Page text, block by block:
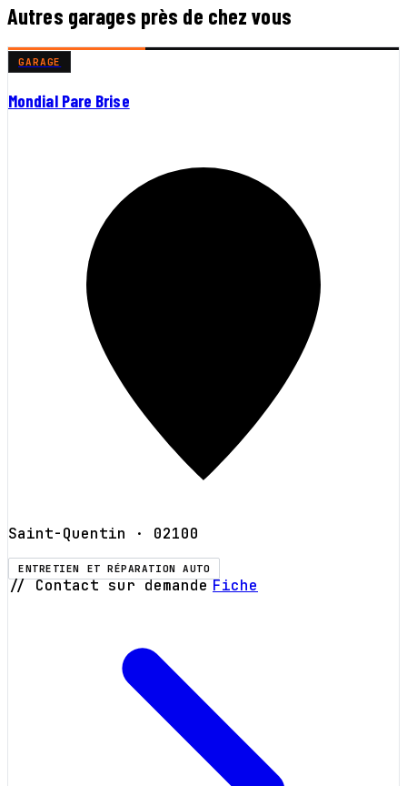
Autres garages près de chez vous
GARAGE
Mondial Pare Brise
Saint-Quentin · 02100
ENTRETIEN ET RÉPARATION AUTO
// Contact sur demande Fiche